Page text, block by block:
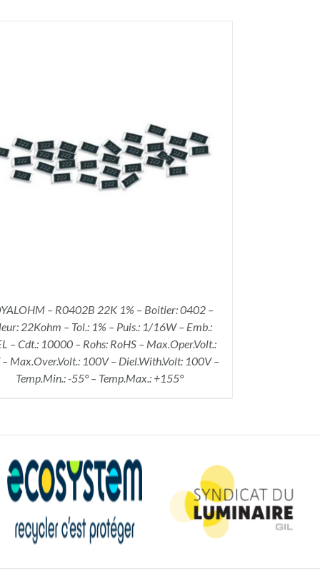
– R0402B 22K 1% – Boitier: 0402 –
22Kohm – Tol.: 1% – Puis.: 1/16W – Emb.:
– Cdt.: 10000 – Rohs: RoHS – Max.Oper.Volt.:
Max.Over.Volt.: 100V – Diel.With.Volt: 100V –
Temp.Min.: -55° – Temp.Max.: +155°